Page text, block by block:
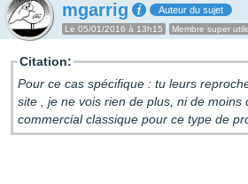
mgarrig Auteur du sujet
Le 05/01/2016 à 13h15 Membre super utile
Citation:
Pour ce cas spécifique : tu leurs
site , je ne vois rien de plus, ni de
commercial classique pour ce type de